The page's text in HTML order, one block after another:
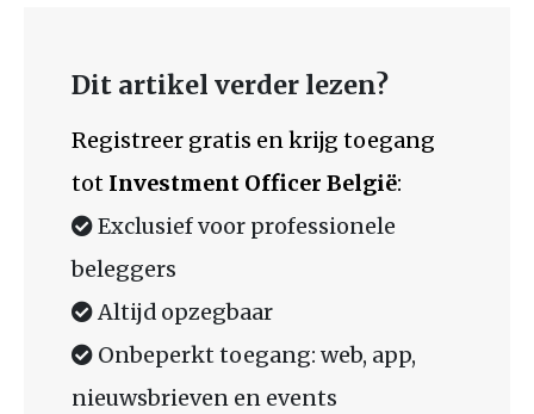
Dit artikel verder lezen?
Registreer gratis en krijg toegang
tot Investment Officer België:
Exclusief voor professionele
beleggers
Altijd opzegbaar
Onbeperkt toegang: web, app,
nieuwsbrieven en events